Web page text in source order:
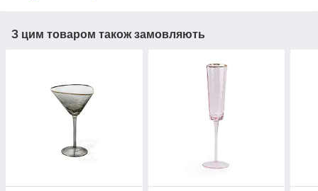
З цим товаром також замовляють